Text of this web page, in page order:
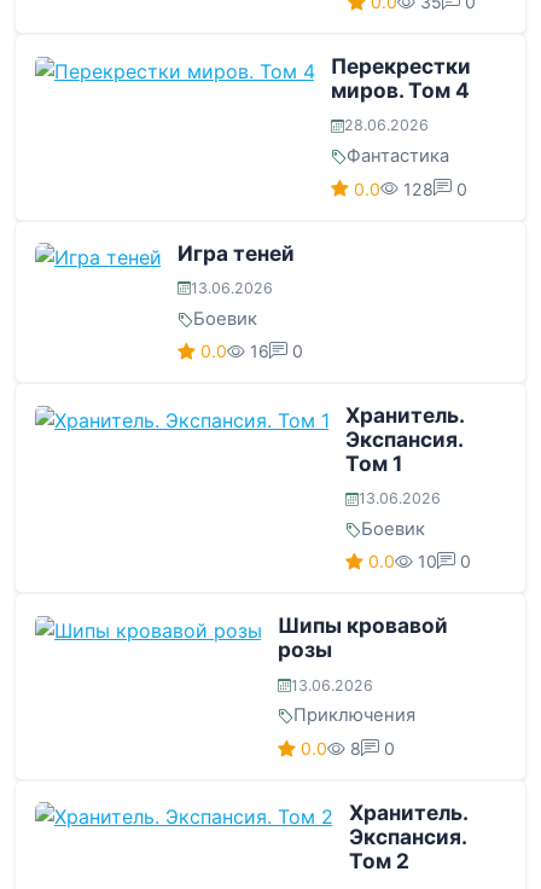
Перекрестки
миров. Том 4
28.06.2026
Фантастика
0.0 128 0
Игра теней
13.06.2026
Боевик
0.0 16 0
Хранитель.
Экспансия.
Том 1
13.06.2026
Боевик
0.0 10 0
Шипы кровавой
розы
13.06.2026
Приключения
0.0 8 0
Хранитель.
Экспансия.
Том 2